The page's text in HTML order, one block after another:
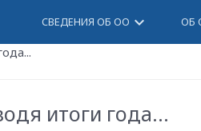
СВЕДЕНИЯ ОБ ОО keyboard_arrow_down ОБ
итоги года...